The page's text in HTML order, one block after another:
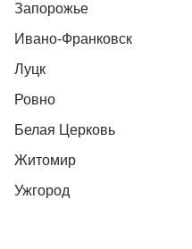
Запорожье
Ивано-Франковск
Луцк
Ровно
Белая Церковь
Житомир
Ужгород